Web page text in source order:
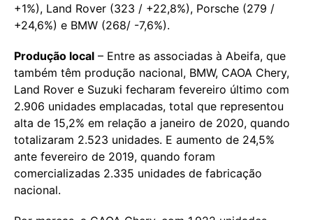
+1%), Land Rover (323 / +22,8%), Porsche (279 /
+24,6%) e BMW (268/ -7,6%).
Produção local – Entre as associadas à Abeifa, que
também têm produção nacional, BMW, CAOA Chery,
Land Rover e Suzuki fecharam fevereiro último com
2.906 unidades emplacadas, total que representou
alta de 15,2% em relação a janeiro de 2020, quando
totalizaram 2.523 unidades. E aumento de 24,5%
ante fevereiro de 2019, quando foram
comercializadas 2.335 unidades de fabricação
nacional.